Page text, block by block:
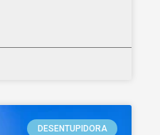
DESENTUPIDORA